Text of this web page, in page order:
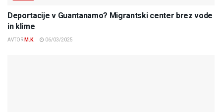
Deportacije v Guantanamo? Migrantski center brez vode
in klime
AVTOR M.K. 06/03/2025